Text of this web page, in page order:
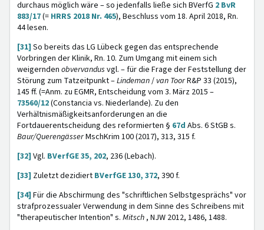
durchaus möglich wäre – so jedenfalls ließe sich BVerfG 2 BvR
883/17(= HRRS 2018 Nr. 465), Beschluss vom 18. April 2018, Rn.
44 lesen.
[31] So bereits das LG Lübeck gegen das entsprechende
Vorbringen der Klinik, Rn. 10. Zum Umgang mit einem sich
weigernden obvervandus vgl. – für die Frage der Feststellung der
Störung zum Tatzeitpunkt –Lindeman/van ToorR&P 33 (2015),
145 ff. (=Anm. zu EGMR, Entscheidung vom 3. März 2015 –
73560/12(Constancia vs. Niederlande). Zu den
Verhältnismäßigkeitsanforderungen an die
Fortdauerentscheidung des reformierten § 67d Abs. 6 StGB s.
Baur/QuerengässerMschKrim 100 (2017), 313, 315 f.
[32] Vgl. BVerfGE 35, 202, 236 (Lebach).
[33] Zuletzt dezidiert BVerfGE 130, 372, 390 f.
[34] Für die Abschirmung des "schriftlichen Selbstgesprächs" vor
strafprozessualer Verwendung in dem Sinne des Schreibens mit
"therapeutischer Intention" s. Mitsch , NJW 2012, 1486, 1488.